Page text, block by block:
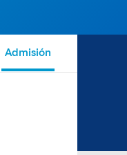
Sociales
Admisión